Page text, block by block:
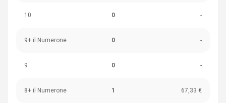
10 0 -
9+ il Numerone 0 -
9 0 -
8+ il Numerone 1 67,33 €